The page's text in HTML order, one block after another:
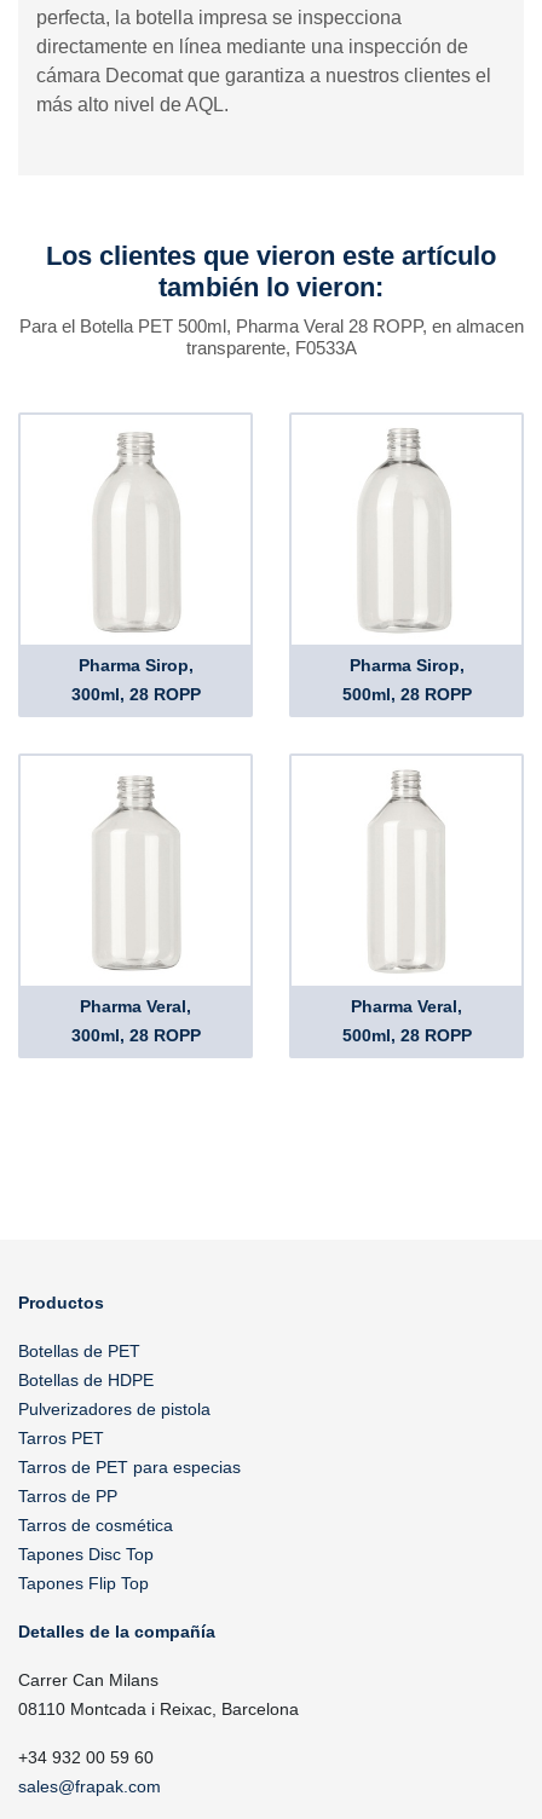
perfecta, la botella impresa se inspecciona
directamente en línea mediante una inspección de
cámara Decomat que garantiza a nuestros clientes el
más alto nivel de AQL.
Los clientes que vieron este artículo
también lo vieron:
Para el Botella PET 500ml, Pharma Veral 28 ROPP, en almacen
transparente, F0533A
Pharma Sirop,
300ml, 28 ROPP
Pharma Sirop,
500ml, 28 ROPP
Pharma Veral,
300ml, 28 ROPP
Pharma Veral,
500ml, 28 ROPP
Productos
Botellas de PET
Botellas de HDPE
Pulverizadores de pistola
Tarros PET
Tarros de PET para especias
Tarros de PP
Tarros de cosmética
Tapones Disc Top
Tapones Flip Top
Detalles de la compañía
Carrer Can Milans
08110 Montcada i Reixac, Barcelona
+34 932 00 59 60
sales@frapak.com